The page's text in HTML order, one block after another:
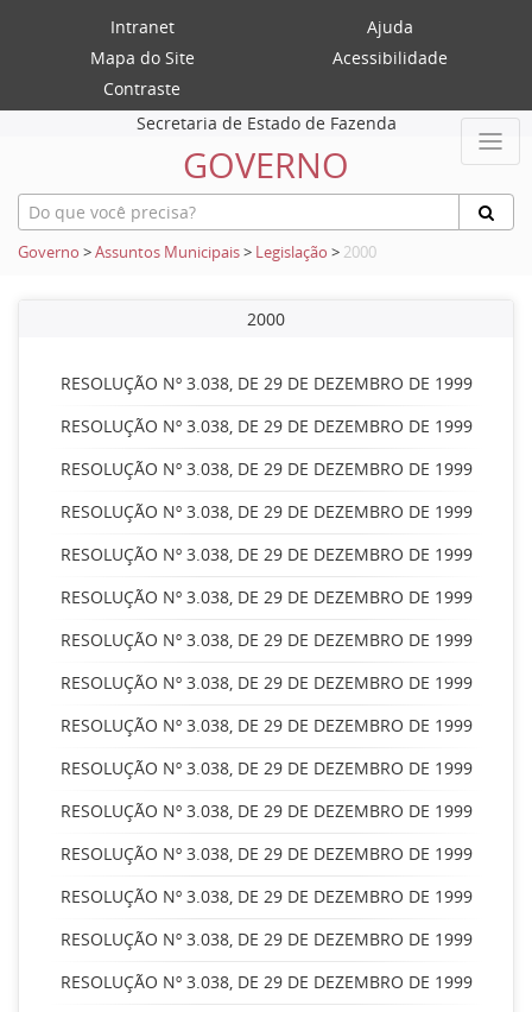
Intranet
Ajuda
Mapa do Site
Acessibilidade
Contraste
Secretaria de Estado de Fazenda
GOVERNO
Governo >Assuntos Municipais> Legislação > 2000
2000
RESOLUÇÃO Nº 3.038, DE 29 DE DEZEMBRO DE 1999
RESOLUÇÃO Nº 3.038, DE 29 DE DEZEMBRO DE 1999
RESOLUÇÃO Nº 3.038, DE 29 DE DEZEMBRO DE 1999
RESOLUÇÃO Nº 3.038, DE 29 DE DEZEMBRO DE 1999
RESOLUÇÃO Nº 3.038, DE 29 DE DEZEMBRO DE 1999
RESOLUÇÃO Nº 3.038, DE 29 DE DEZEMBRO DE 1999
RESOLUÇÃO Nº 3.038, DE 29 DE DEZEMBRO DE 1999
RESOLUÇÃO Nº 3.038, DE 29 DE DEZEMBRO DE 1999
RESOLUÇÃO Nº 3.038, DE 29 DE DEZEMBRO DE 1999
RESOLUÇÃO Nº 3.038, DE 29 DE DEZEMBRO DE 1999
RESOLUÇÃO Nº 3.038, DE 29 DE DEZEMBRO DE 1999
RESOLUÇÃO Nº 3.038, DE 29 DE DEZEMBRO DE 1999
RESOLUÇÃO Nº 3.038, DE 29 DE DEZEMBRO DE 1999
RESOLUÇÃO Nº 3.038, DE 29 DE DEZEMBRO DE 1999
RESOLUÇÃO Nº 3.038, DE 29 DE DEZEMBRO DE 1999